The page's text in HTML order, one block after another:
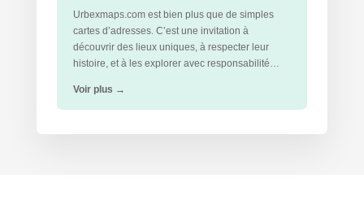
Urbexmaps.com est bien plus que de simples
cartes d’adresses. C’est une invitation à
découvrir des lieux uniques, à respecter leur
histoire, et à les explorer avec responsabilité…
Voir plus →